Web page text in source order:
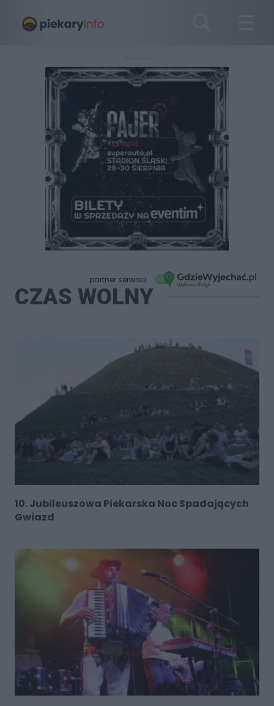
partner serwisu
CZAS WOLNY
10. Jubileuszowa Piekarska Noc Spadających
Gwiazd